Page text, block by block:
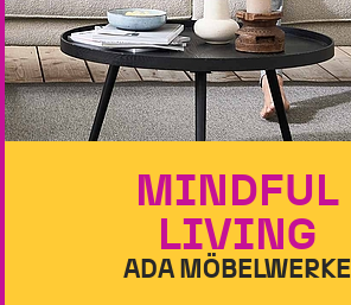
MINDFUL
LIVING
ADA MÖBELWERKE